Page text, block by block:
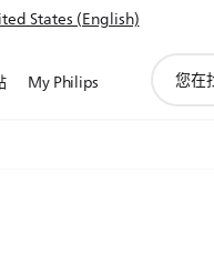
States (English)
My Philips